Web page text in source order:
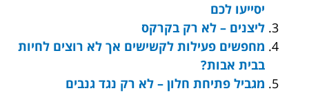
יסייעו לכם
ליצנים – לא רק בקרקס
מחפשים פעילות לקשישים אך לא רוצים לחיות
בבית אבות?
מגביל פתיחת חלון – לא רק נגד גנבים